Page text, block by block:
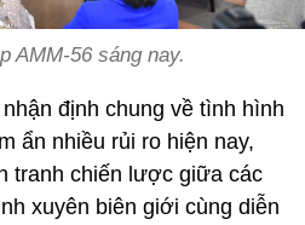
AMM-56 sáng nay.
định chung về tình hình
ẩn nhiều rủi ro hiện nay,
tranh chiến lược giữa các
xuyên biên giới cùng diễn